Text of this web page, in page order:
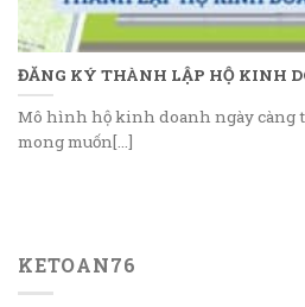
ĐĂNG KÝ THÀNH LẬP HỘ KINH
Mô hình hộ kinh doanh ngày càng
mong muốn[...]
KETOAN76